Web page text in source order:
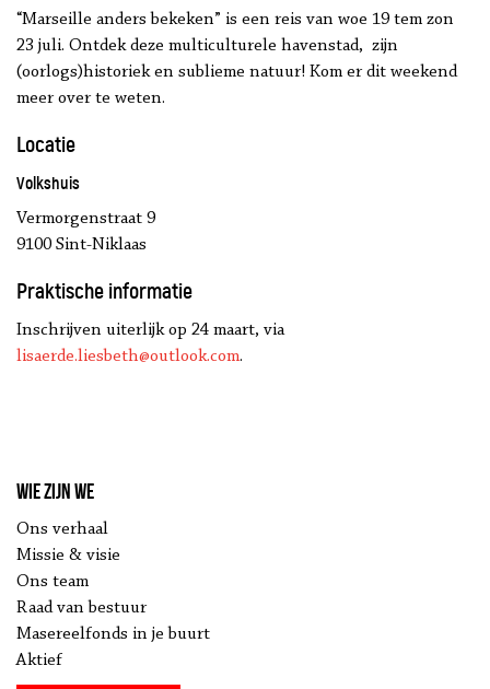
“Marseille anders bekeken” is een reis van woe 19 tem zon
23 juli. Ontdek deze multiculturele havenstad, zijn
(oorlogs)historiek en sublieme natuur! Kom er dit weekend
meer over te weten.
Locatie
Volkshuis
Vermorgenstraat 9
9100 Sint-Niklaas
Praktische informatie
Inschrijven uiterlijk op 24 maart, via
lisaerde.liesbeth@outlook.com.
Wie zijn we
Ons verhaal
Missie & visie
Ons team
Raad van bestuur
Masereelfonds in je buurt
Aktief